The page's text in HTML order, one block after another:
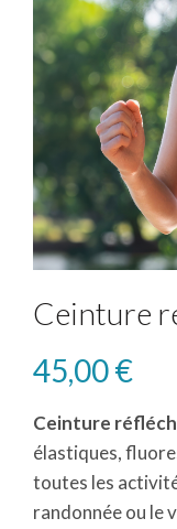
Ceinture
45,00€
Ceinture
élastiques,
toutes les
randonnée ou le